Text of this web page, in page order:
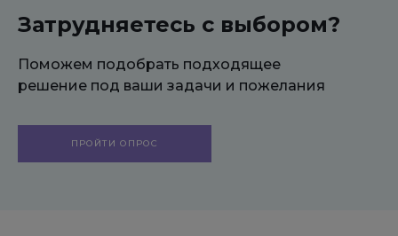
Затрудняетесь с выбором?
Поможем подобрать подходящее
решение под ваши задачи и пожелания
ПРОЙТИ ОПРОС